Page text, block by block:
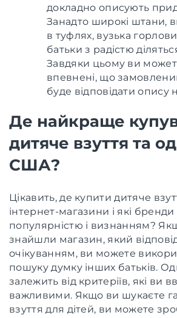
докладно описують
Занадто широкі штани,
в туфлях, вузька
батьки з радістю
Завдяки цьому ви
впевнені, що
буде відповідати опису
Де найкраще
дитяче взуття та
США?
Цікавить, де купити дитяче
інтернет-магазини і які
популярністю і визнанням?
знайшли магазин, який
очікуванням, ви можете
пошуку думку інших батьків.
залежить від критеріїв, які ви
важливими. Якщо ви шукаєте
взуття для дітей, ви можете